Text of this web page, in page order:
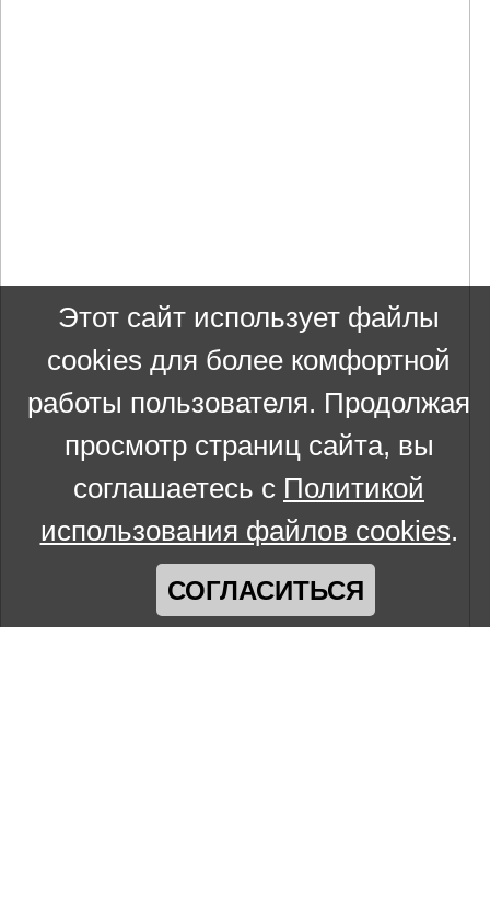
Этот сайт использует файлы
cookies для более комфортной
работы пользователя. Продолжая
просмотр страниц сайта, вы
соглашаетесь с Политикой
использования файлов cookies.
СОГЛАСИТЬСЯ